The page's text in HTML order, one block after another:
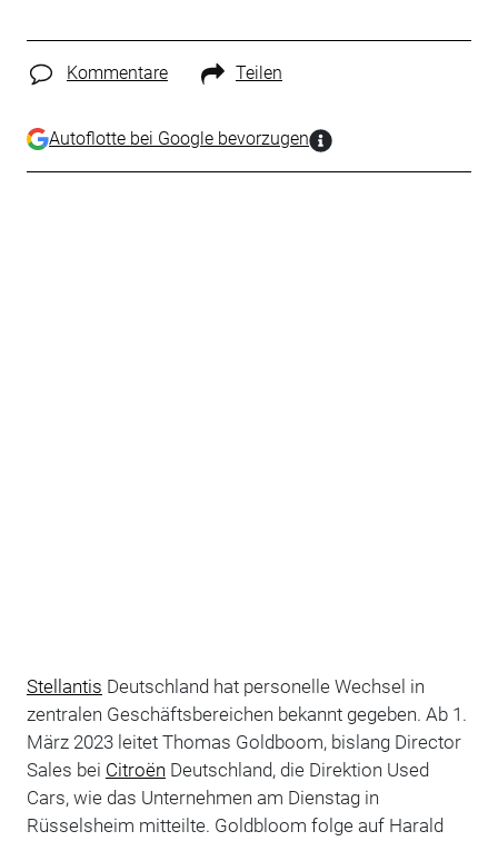
Kommentare Teilen
Autoflotte bei Google bevorzugen
Stellantis Deutschland hat personelle Wechsel in
zentralen Geschäftsbereichen bekannt gegeben. Ab 1.
März 2023 leitet Thomas Goldboom, bislang Director
Sales bei Citroën Deutschland, die Direktion Used
Cars, wie das Unternehmen am Dienstag in
Rüsselsheim mitteilte. Goldbloom folge auf Harald